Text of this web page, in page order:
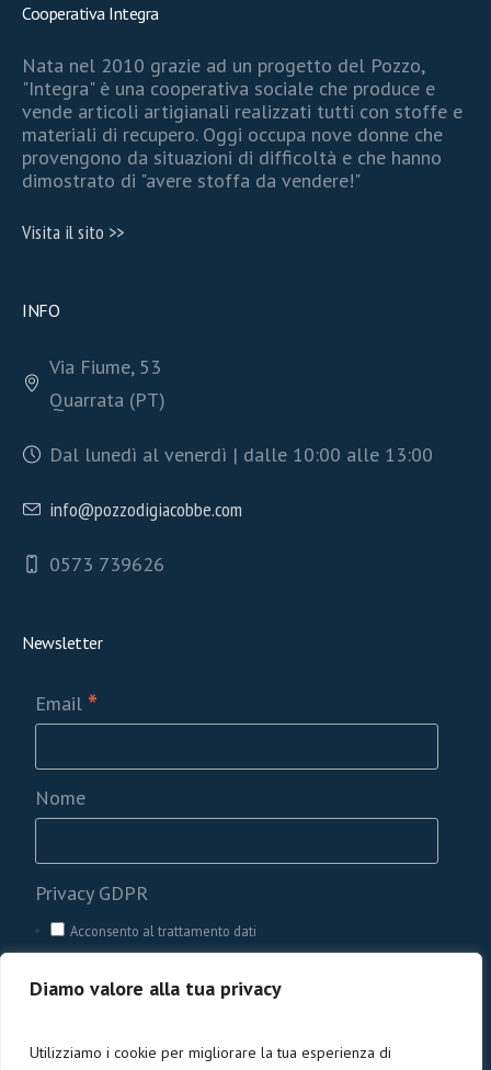
Diamo valore alla tua privacy
Utilizziamo i cookie per migliorare la tua esperienza di
Cooperativa Integra
Nata nel 2010 grazie ad un progetto del Pozzo,
"Integra" è una cooperativa sociale che produce e
vende articoli artigianali realizzati tutti con stoffe e
materiali di recupero. Oggi occupa nove donne che
provengono da situazioni di difficoltà e che hanno
dimostrato di "avere stoffa da vendere!"
Visita il sito >>
INFO
Via Fiume, 53
Quarrata (PT)
Dal lunedì al venerdì | dalle 10:00 alle 13:00
info@pozzodigiacobbe.com
0573 739626
Newsletter
Email *
Nome
Privacy GDPR
Acconsento al trattamento dati